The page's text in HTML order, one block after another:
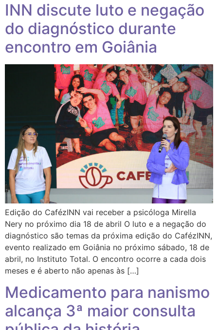
INN discute luto e negação
do diagnóstico durante
encontro em Goiânia
Edição do CafézINN vai receber a psicóloga Mirella
Nery no próximo dia 18 de abril O luto e a negação do
diagnóstico são temas da próxima edição do CafézINN,
evento realizado em Goiânia no próximo sábado, 18 de
abril, no Instituto Total. O encontro ocorre a cada dois
meses e é aberto não apenas às […]
Medicamento para nanismo
alcança 3ª maior consulta